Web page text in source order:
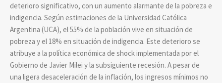
deterioro significativo, con un aumento alarmante de la pobreza e
indigencia. Según estimaciones de la Universidad Católica
Argentina (UCA), el 55% de la población vive en situación de
pobreza y el 18% en situación de indigencia. Este deterioro se
atribuye a la política económica de shock implementada por el
Gobierno de Javier Milei y la subsiguiente recesión. A pesar de
una ligera desaceleración de la inflación, los ingresos mínimos no